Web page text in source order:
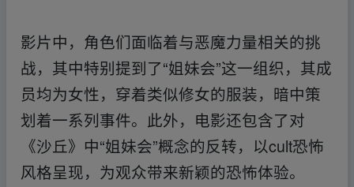
影片中，角色们面临着与恶魔力量相关的挑
战，其中特别提到了“姐妹会”这一组织，其成
员均为女性，穿着类似修女的服装，暗中策
划着一系列事件。此外，电影还包含了对
《沙丘》中“姐妹会”概念的反转，以cult恐怖
风格呈现，为观众带来新颖的恐怖体验。